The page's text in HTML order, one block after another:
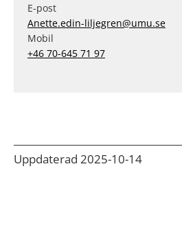
E-post
Anette.edin-liljegren@umu.se
Mobil
+46 70-645 71 97
Uppdaterad 2025-10-14